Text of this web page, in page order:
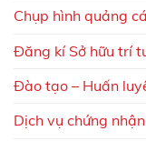
Chụp hình quảng
Đăng kí Sở hữu trí
Đào tạo – Huấn
Dịch vụ chứng